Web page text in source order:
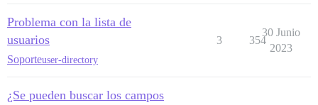
Problema con la lista de
usuarios
Soporteuser-directory
3 354
30 Junio
2023
¿Se pueden buscar los campos